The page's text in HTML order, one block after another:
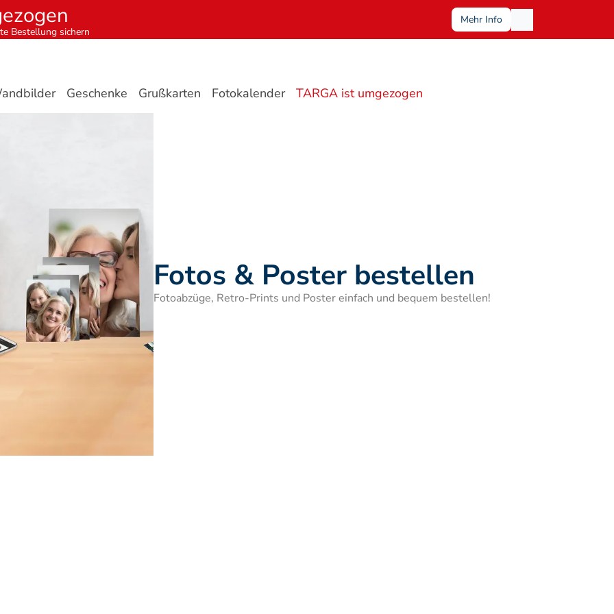
Bestellung sichern
Mehr Info
Geschenke Grußkarten Fotokalender TARGA ist umgezogen
Fotos & Poster bestellen
Fotoabzüge, Retro-Prints und Poster einfach und bequem bestellen!